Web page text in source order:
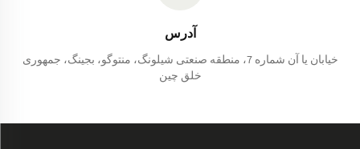
آدرس
خیابان یا آن شماره 7، منطقه صنعتی شیلونگ، منتوگو، بجینگ، جمهوری
خلق چین